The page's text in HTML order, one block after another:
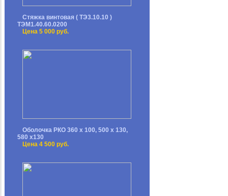
Стяжка винтовая ( ТЭ3.10.10 )
ТЭМ1.40.60.0200
Цена 5 000 руб.
Оболочка РКО 360 х 100, 500 х 130,
580 х130
Цена 4 500 руб.